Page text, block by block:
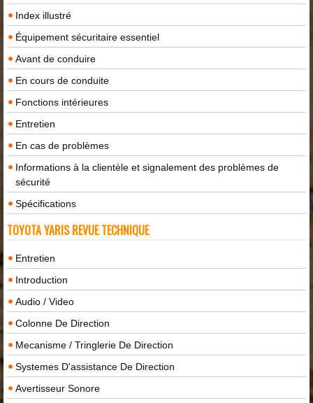
Index illustré
Équipement sécuritaire essentiel
Avant de conduire
En cours de conduite
Fonctions intérieures
Entretien
En cas de problèmes
Informations à la clientèle et signalement des problèmes de
sécurité
Spécifications
TOYOTA YARIS REVUE TECHNIQUE
Entretien
Introduction
Audio / Video
Colonne De Direction
Mecanisme / Tringlerie De Direction
Systemes D'assistance De Direction
Avertisseur Sonore